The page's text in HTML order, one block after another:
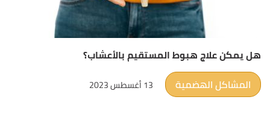
هل يمكن علاج هبوط المستقيم بالأعشاب؟
المشاكل الهضمية
13 أغسطس 2023